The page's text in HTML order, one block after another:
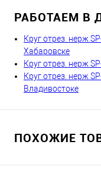
РАБОТАЕМ В
Круг отрез. нерж
Хабаровске
Круг отрез. нерж
Круг отрез. нерж
Владивостоке
ПОХОЖИЕ